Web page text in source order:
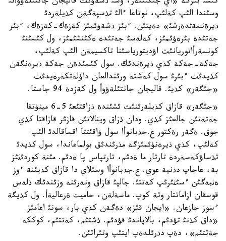
وسئندا الئپ كةلئپ، نوتاعا ءالئ تذسپةگةن كذيلةردئ
ذيرةنسةثدةرشئ» دةيتئن. ءبئز ذشةؤئمئز كةزةك-كةزةك، ءبئر
جةتئدة بئرةؤئمئز، كةلةسئ جةتئدة ةكئنشئمئز، ول كئسئنئ
كونسةرأاتوريانئث اؤديتورياسئنا تاكسيمةن الئپ كةلئپ،
جةكة-جةكة كذي ذيرةندئك. سول كئسئدةن جةكة ذيرةنگةن
كذيدئث ءبئرئ سول كةشتة ورئندالعان داؤلةتكةرةيدئث
«جئگةر» كذيئ. قاليجان جانتئلةؤوأ ول كةزدة 94 جاستا.
«جئگةر» قازاق كذيلةرئنئث ئشئندة ذزاقتئعئ 5-6 مينؤتقا
جةتةتئن جالعئز كذي. ودان ذزاق وينالاتئن قازئر قازاقتا كذي
جوق. ةگةر رةكتور ع.جذبانوأا سول ؤاقئتتا اقساقالدئ الئپ
كةلئپ، كذي ذيرةنؤئمئزگة مذرئندئق بولماعاندا، سول كذيدئ
تذساؤكةسةردة تارتار ما ةدئم، تارتپاس پا ةدئم. مئنة كوردئثئز
بة، عاجاپ دذنية عوي. ع.جذبانوأا وسئلاي دا قازاق كذيئنة ءوز
ةثبةگئن ءسئثئرئپ كةتتئ. جالپئ قازاق ونةرئنة وزئندئك ذلةس
قوسقان ازاماتتار وتة كوپ. ماسةلةن، حاميت ةرعاليةأ. ول كذيگة
ءسوز جازعان. «ايجان قئز» دةگةن كذي بار، سونئ اعامئز
«داق كذنئ تؤدئم، بالاپاندئ قؤدئم. ذشتئم، كةتتئم، كوككة
جةتتئم»، دةپ دذرئلدةپ ايتئپ وتئراتئن.